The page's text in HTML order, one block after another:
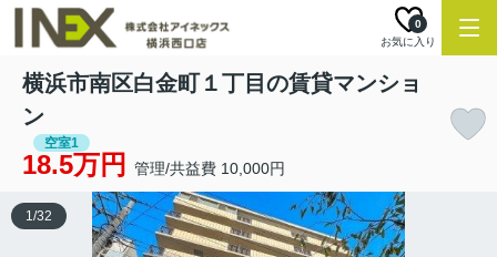
お気に入り
0
横浜市南区白金町１丁目の賃貸マンショ
ン
空室1
18.5万円 管理/共益費 10,000円
1/32